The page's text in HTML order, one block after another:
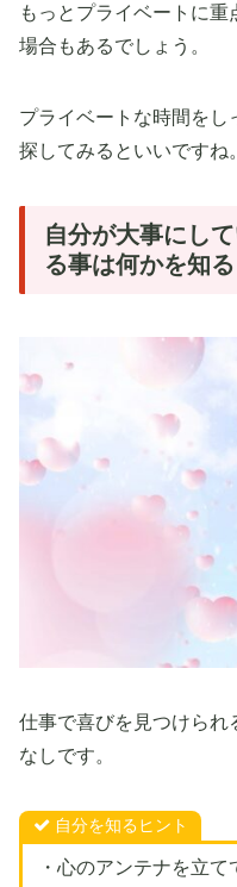
もっとプライベートに重
場合もあるでしょう。
プライベートな時間をし
探してみるといいですね。
自分が大事にし
る事は何かを知る
仕事で喜びを見つけられ
なしです。
自分を知るヒント
・心のアンテナを立